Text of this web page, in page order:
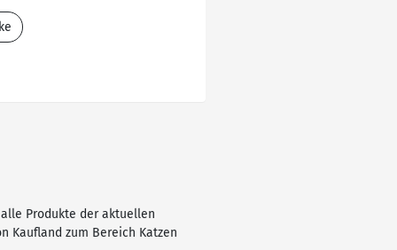
Produkte der aktuellen
Kaufland zum Bereich Katzen